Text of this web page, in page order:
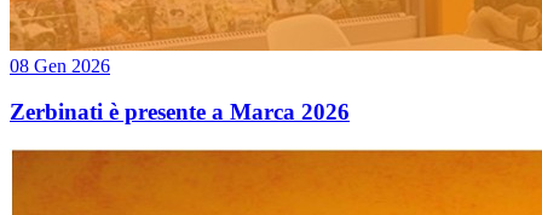
08 Gen 2026
Zerbinati è presente a Marca 2026